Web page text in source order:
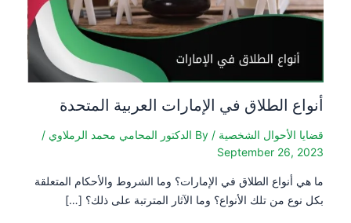
أنواع الطلاق في الإمارات العربية المتحدة
قضايا الأحوال الشخصية / By الدكتور المحامي محمد الرملاوي /
September 26, 2023
ما هي أنواع الطلاق في الإمارات؟ وما الشروط والأحكام المتعلقة
بكل نوع من تلك الأنواع؟ وما الآثار المترتبة على ذلك؟ […]